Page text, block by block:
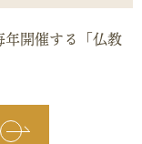
開催する「仏教